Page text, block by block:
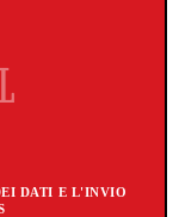
DATI E L'INVIO